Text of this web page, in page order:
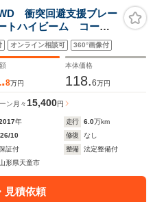
衝突回避支援ブレー
トハイビーム コーナ
バックカメラ 両側
ダー LEDヘッドライ
オンライン相談可 360°画像付
8万円
本体価格
118.6万円
ン 月々 15,400円
年 走行 6.0万km
10 修復
なし
証付 整備
法定整備付
形県天童市
見積依頼